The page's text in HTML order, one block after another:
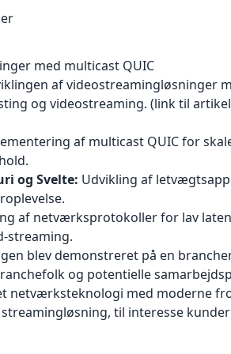
med multicast QUIC
af videostreamingløsninger
og videostreaming. (link til
af multicast QUIC for
og Svelte: Udvikling af
af netværksprotokoller for lav
streaming.
blev demonstreret på en
og potentielle
netværksteknologi med moderne
til interesse